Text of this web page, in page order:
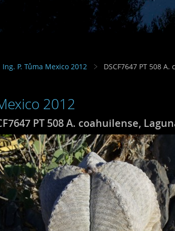
Ing. P. Tůma Mexico 2012 DSCF7647 PT 508
2012
PT 508 A. coahuilense,